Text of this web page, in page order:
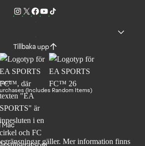
Tillbaka upp
(Includes Random Items)
Mac
gäller. Merinformation finns